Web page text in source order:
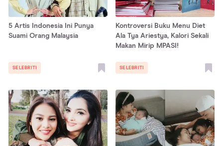
5 Artis Indonesia Ini Punya
Suami Orang Malaysia
SELEBRITI
Kontroversi Buku Menu Diet
Ala Tya Ariestya, Kalori Sekali
Makan Mirip MPASI!
SELEBRITI